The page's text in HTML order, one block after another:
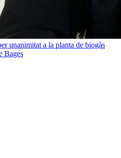
unanimitat a la planta de biogàs
Bages